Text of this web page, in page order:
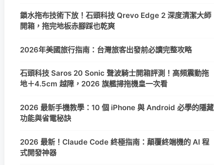
鎖水拖布技術下放！石頭科技 Qrevo Edge 2 深度清潔大師
開箱，拖完地板赤腳踩也乾爽
2026年美國旅行指南：台灣旅客出發前必讀完整攻略
石頭科技 Saros 20 Sonic 聲波騎士開箱評測！高頻震動拖
地＋4.5cm 越障，2026 旗艦掃拖機皇一次看
2026 最新手機教學：10 個 iPhone 與 Android 必學的隱藏
功能與省電秘訣
2026 最新！Claude Code 終極指南：顛覆終端機的 AI 程
式開發神器